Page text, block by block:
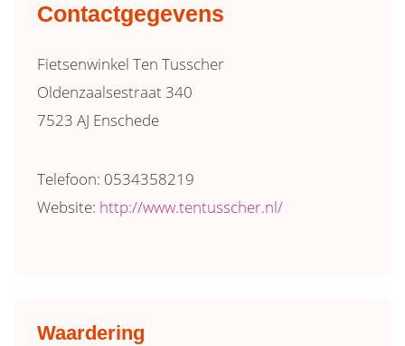
Contactgegevens
Fietsenwinkel Ten Tusscher
Oldenzaalsestraat 340
7523 AJ Enschede
Telefoon: 0534358219
Website: http://www.tentusscher.nl/
Waardering